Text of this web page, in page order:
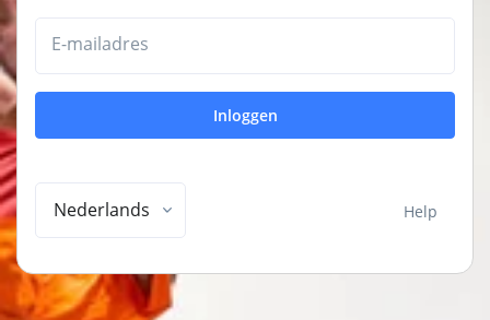
E-mailadres
Inloggen
Nederlands Help